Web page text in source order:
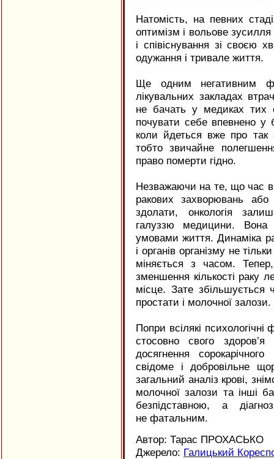
Натомість, на певних
оптимізм і вольове
і співіснування зі своєю
одужання і тривале життя.
Ще одним негативним
лікувальних закладах
не бачать у медиках тих
почувати себе впевнено у
коли йдеться вже про так
тобто звичайне
право померти гідно.
Незважаючи на те, що час
ракових захворювань
здолати, онкологія
галуззю медицини. Вона
умовами життя. Динаміка
і органів організму не
міняється з часом.
зменшення кількості раку
місце. Зате збільшується
простати і молочної залози.
Попри всілякі
стосовно свого
досягнення
свідоме і добровільне
загальний аналіз крові,
молочної залози та інші
безпідставною, а
не фатальним.
Автор: Тарас ПРОХАСЬКО
Джерело: Галицький